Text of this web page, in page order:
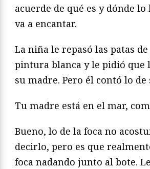
acuerde de qué es y dónde
va a encantar.
La niña le repasó las patas
pintura blanca y le pidió que
su madre. Pero él contó lo de
Tu madre está en el mar,
Bueno, lo de la foca no
decirlo, pero es que
foca nadando junto al bote.